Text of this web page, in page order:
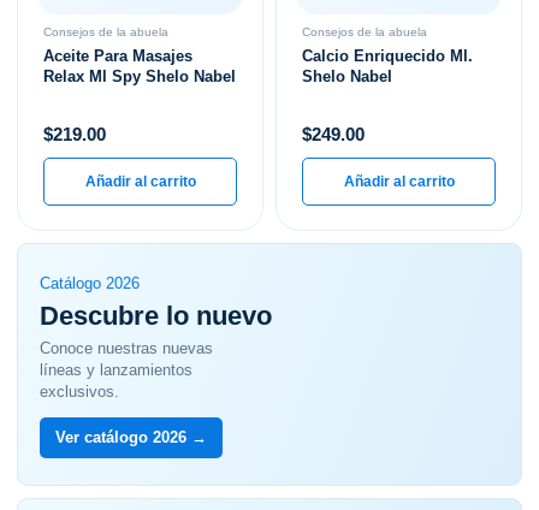
Consejos de la abuela
Aceite Para Masajes
Relax Ml Spy Shelo Nabel
$219.00
Añadir al carrito
Consejos de la abuela
Calcio Enriquecido Ml.
Shelo Nabel
$249.00
Añadir al carrito
Catálogo 2026
Descubre lo nuevo
Conoce nuestras nuevas
líneas y lanzamientos
exclusivos.
Ver catálogo 2026 →